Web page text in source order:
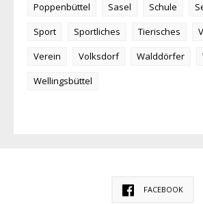
Poppenbüttel
Sasel Schule
Sport
Sportliches Tierisches
Verein
Volksdorf Walddörfer
Wellingsbüttel
FACEBOOK